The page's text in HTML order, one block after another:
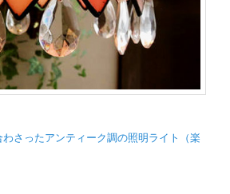
さったアンティーク調の照明ライト（楽